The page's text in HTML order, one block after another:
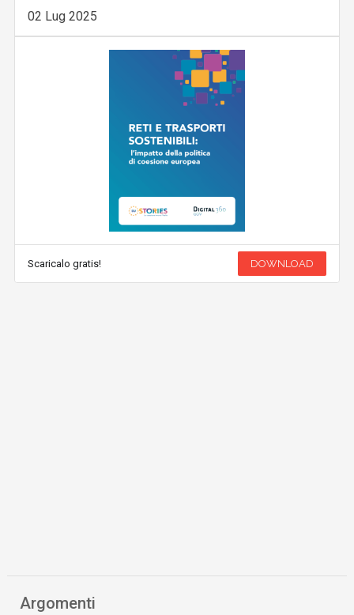
02 Lug 2025
Scaricalo gratis! DOWNLOAD
Argomenti